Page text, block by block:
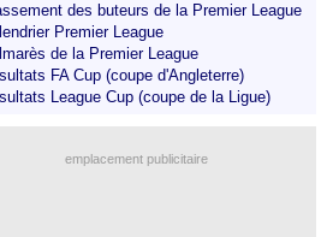
des buteurs de la Premier League
Premier League
de la Premier League
FA Cup (coupe d'Angleterre)
League Cup (coupe de la Ligue)
emplacement publicitaire